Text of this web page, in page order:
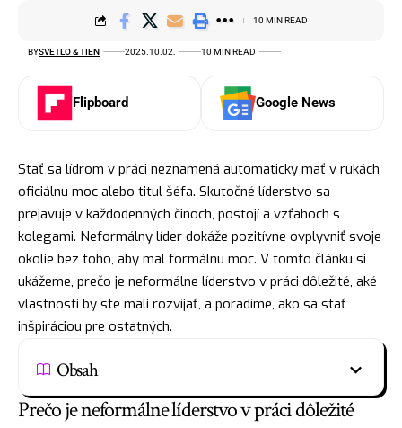
BYSVETLO & TIEN 2025.10.02. 10 MIN READ
10 MIN READ
Flipboard Google News
Stať sa lídrom v práci neznamená automaticky mať v rukách
oficiálnu moc alebo titul šéfa. Skutočné líderstvo sa
prejavuje v každodenných činoch, postojí a vzťahoch s
kolegami. Neformálny líder dokáže pozitívne ovplyvniť svoje
okolie bez toho, aby mal formálnu moc. V tomto článku si
ukážeme, prečo je neformálne líderstvo v práci dôležité, aké
vlastnosti by ste mali rozvíjať, a poradíme, ako sa stať
inšpiráciou pre ostatných.
Obsah
Prečo je neformálne líderstvo v práci dôležité